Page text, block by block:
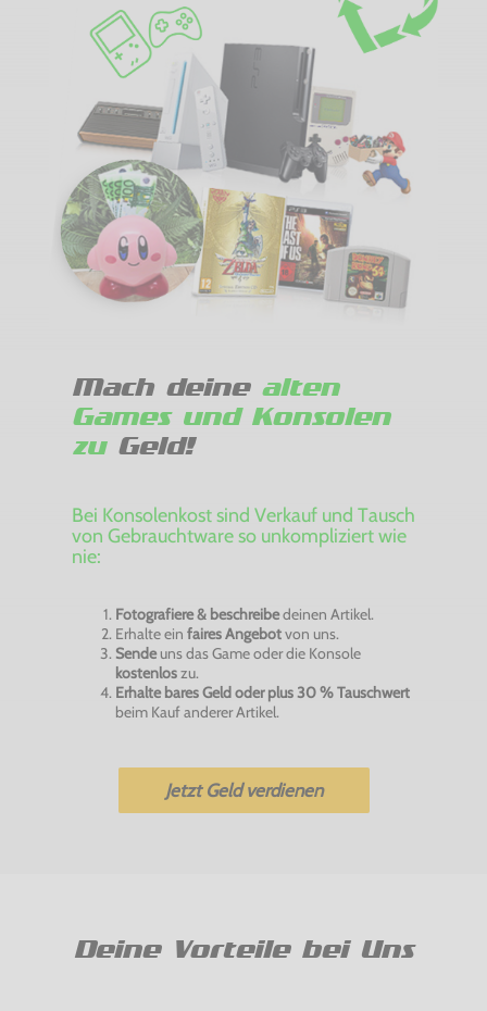
Mach deine alten
Games und Konsolen
zuGeld!
Bei Konsolenkost sind Verkauf und Tausch
von Gebrauchtware so unkompliziert wie
nie:
Fotografiere & beschreibedeinen Artikel.
Erhalte ein faires Angebotvon uns.
Sendeuns das Game oder die Konsole
kostenloszu.
Erhalte bares Geld oder plus 30 % Tauschwert
beim Kauf anderer Artikel.
Jetzt Geld verdienen
Deine Vorteile bei Uns